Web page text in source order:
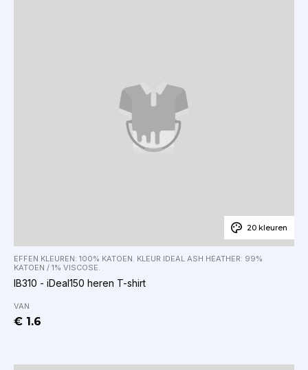
20 kleuren
EFFEN KLEUREN: 100% KATOEN. KLEUR IDEAL ASH HEATHER: 99%
KATOEN / 1% VISCOSE.
IB310 - iDeal150 heren T-shirt
VAN
€ 1.6